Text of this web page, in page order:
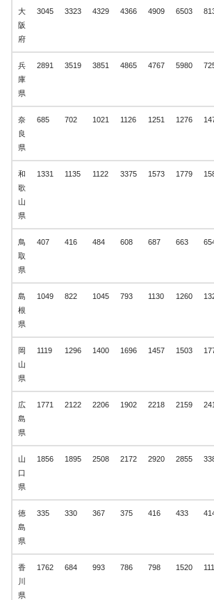
大
阪
府
3045 3323 4329 4366 4909 6503
兵
庫
県
2891 3519 3851 4865 4767 5980
奈
良
県
685 702 1021 1126 1251 1276
和
歌
山
県
1331 1135 1122 3375 1573 1779
鳥
取
県
407 416 484 608 687 663
島
根
県
1049 822 1045 793 1130 1260
岡
山
県
1119 1296 1400 1696 1457 1503
広
島
県
1771 2122 2206 1902 2218 2159
山
口
県
1856 1895 2508 2172 2920 2855
徳
島
県
335 330 367 375 416 433
香
川
県
1762 684 993 786 798 1520